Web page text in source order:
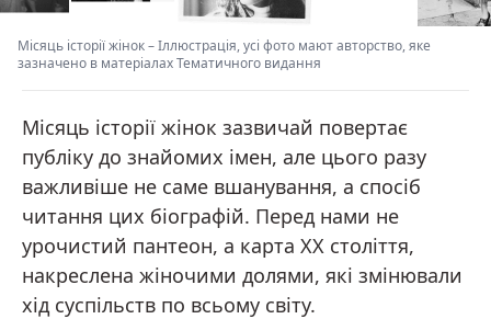
Місяць історії жінок–Іллюстрація, усі фото мают авторство, яке
зазначено в матеріалах Тематичного видання
Місяць історії жінок зазвичай повертає
публіку до знайомих імен, але цього разу
важливіше не саме вшанування, а спосіб
читання цих біографій. Перед нами не
урочистий пантеон, а карта ХХ століття,
накреслена жіночими долями, які змінювали
хід суспільств по всьому світу.